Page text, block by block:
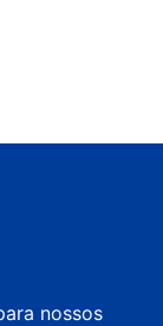
nossos